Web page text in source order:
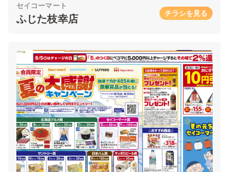
セイコーマート
ふじた枝幸店 チラシを見る